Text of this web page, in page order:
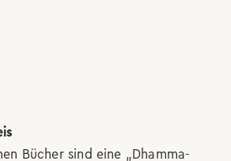
Bücher sind eine „Dhamma-